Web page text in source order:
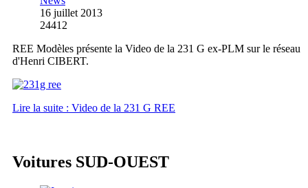
16 juillet 2013
24412
REE Modèles présente la Video de la 231 G ex-PLM sur le réseau
d'Henri CIBERT.
Lire la suite : Video de la 231 G REE
Voitures SUD-OUEST